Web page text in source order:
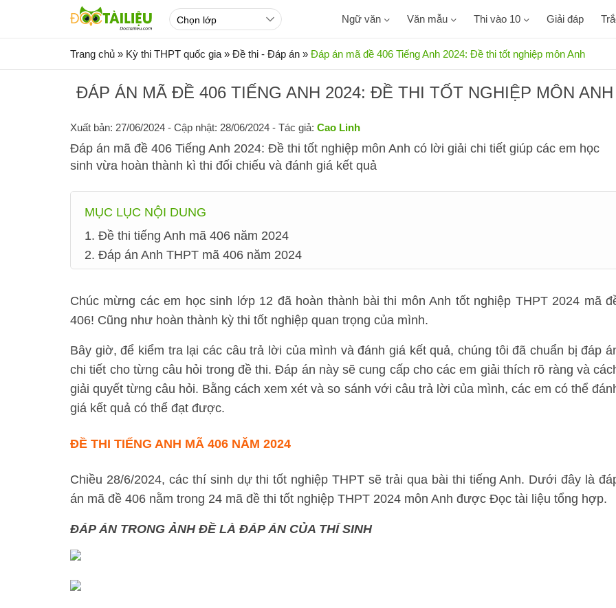
Ngữ văn Văn mẫu Thi vào 10 Giải đáp
Trang chủ » Kỳ thi THPT quốc gia » Đề thi - Đáp án » Đáp án mã đề 406 Tiếng Anh 2024: Đề thi tốt nghiệp môn Anh
ĐÁP ÁN MÃ ĐỀ 406 TIẾNG ANH 2024: ĐỀ THI TỐT NGHIỆP MÔN ANH
Xuất bản: 27/06/2024 - Cập nhật: 28/06/2024 - Tác giả: Cao Linh
Đáp án mã đề 406 Tiếng Anh 2024: Đề thi tốt nghiệp môn Anh có lời giải chi tiết giúp các em học
sinh vừa hoàn thành kì thi đối chiếu và đánh giá kết quả
MỤC LỤC NỘI DUNG
1. Đề thi tiếng Anh mã 406 năm 2024
2. Đáp án Anh THPT mã 406 năm 2024
Chúc mừng các em học sinh lớp 12 đã hoàn thành bài thi môn Anh tốt nghiệp THPT 2024 mã
406! Cũng như hoàn thành kỳ thi tốt nghiệp quan trọng của mình.
Bây giờ, để kiểm tra lại các câu trả lời của mình và đánh giá kết quả, chúng tôi đã chuẩn bị đáp
chi tiết cho từng câu hỏi trong đề thi. Đáp án này sẽ cung cấp cho các em giải thích rõ ràng và
giải quyết từng câu hỏi. Bằng cách xem xét và so sánh với câu trả lời của mình, các em có thể
giá kết quả có thể đạt được.
ĐỀ THI TIẾNG ANH MÃ 406 NĂM 2024
Chiều 28/6/2024, các thí sinh dự thi tốt nghiệp THPT sẽ trải qua bài thi tiếng Anh. Dưới đây là
án mã đề 406 nằm trong 24 mã đề thi tốt nghiệp THPT 2024 môn Anh được Đọc tài liệu tổng hợp.
ĐÁP ÁN TRONG ẢNH ĐỀ LÀ ĐÁP ÁN CỦA THÍ SINH